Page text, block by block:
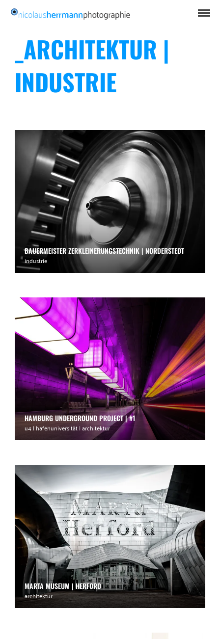
_ARCHITEKTUR |
INDUSTRIE
BAUERMEISTER ZERKLEINERUNGSTECHNIK | NORDERSTEDT
industrie
HAMBURG UNDERGROUND PROJECT | #1
u4 | hafenuniversität | architektur
MARTA MUSEUM | HERFORD
architektur